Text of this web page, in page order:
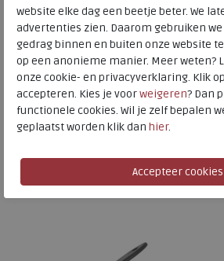
Toon alles vanCollonil
Naar alleschoenlepels
Naar alleCollonil schoenlepels
website elke dag een beetje beter. We
advertenties zien. Daarom gebruiken
gedrag binnen en buiten onze website
op een anonieme manier. Meer weten?
onze cookie- en privacyverklaring. Klik
accepteren. Kies je voorweigeren? Dan
functionele cookies. Wil je zelf bepalen
geplaatst worden klik dan hier.